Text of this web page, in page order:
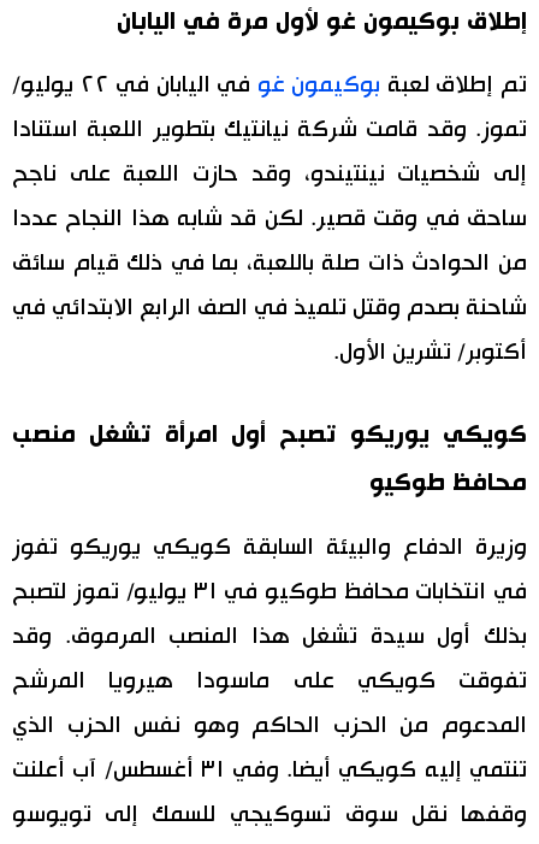
إطلاق بوكيمون غو لأول مرة في اليابان
تم إطلاق لعبة بوكيمون غو
في اليابان في ٢٢ يوليو/
تموز. وقد قامت شركة نيانتيك بتطوير اللعبة استنادا
إلى شخصيات نينتيندو، وقد حازت اللعبة على ناجح
ساحق في وقت قصير. لكن قد شابه هذا النجاح عددا
من الحوادث ذات صلة باللعبة، بما في ذلك قيام سائق
شاحنة بصدم وقتل تلميذ في الصف الرابع الابتدائي في
أكتوبر/ تشرين الأول.
كويكي يوريكو تصبح أول امرأة تشغل منصب
محافظ طوكيو
وزيرة الدفاع والبيئة السابقة كويكي يوريكو تفوز
في انتخابات محافظ طوكيو في ٣١ يوليو/ تموز لتصبح
بذلك أول سيدة تشغل هذا المنصب المرموق. وقد
تفوقت كويكي على ماسودا هيرويا المرشح
المدعوم من الحزب الحاكم وهو نفس الحزب الذي
تنتمي إليه كويكي أيضا. وفي ٣١ أغسطس/ آب أعلنت
وقفها نقل سوق تسوكيجي للسمك إلى تويوسو